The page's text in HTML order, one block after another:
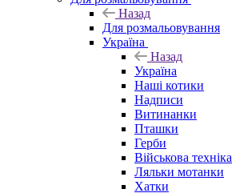
Назад
Для розмальовування
Україна
Назад
Україна
Наші котики
Надписи
Витинанки
Пташки
Герби
Військова техніка
Ляльки мотанки
Хатки